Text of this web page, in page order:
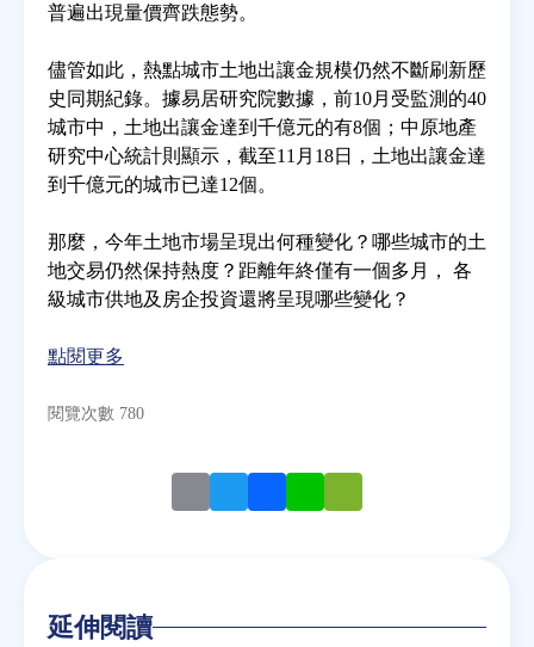
電子報
相關連結
訂閱電子報
普遍出現量價齊跌態勢。
儘管如此，熱點城市土地出讓金規模仍然不斷刷新歷
史同期紀錄。據易居研究院數據，前10月受監測的40
城市中，土地出讓金達到千億元的有8個；中原地產
研究中心統計則顯示，截至11月18日，土地出讓金達
到千億元的城市已達12個。
那麼，今年土地市場呈現出何種變化？哪些城市的土
地交易仍然保持熱度？距離年終僅有一個多月， 各
級城市供地及房企投資還將呈現哪些變化？
點閱更多
閱覽次數 780
延伸閱讀